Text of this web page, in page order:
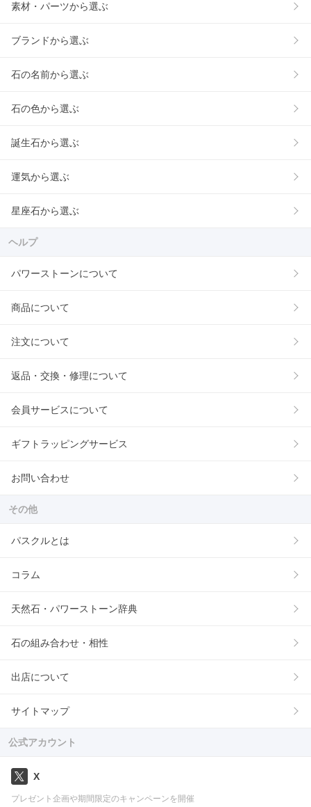
素材・パーツから選ぶ
ブランドから選ぶ
石の名前から選ぶ
石の色から選ぶ
誕生石から選ぶ
運気から選ぶ
星座石から選ぶ
ヘルプ
パワーストーンについて
商品について
注文について
返品・交換・修理について
会員サービスについて
ギフトラッピングサービス
お問い合わせ
その他
パスクルとは
コラム
天然石・パワーストーン辞典
石の組み合わせ・相性
出店について
サイトマップ
公式アカウント
X
プレゼント企画や期間限定のキャンペーンを開催